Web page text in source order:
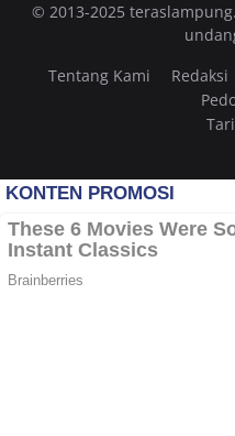
© 2013-2025
Tentang Kami
Redaksi